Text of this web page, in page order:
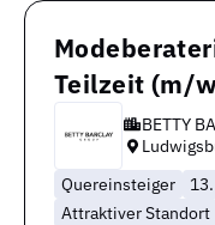
Teilzeit (m/
BETTY
Quereinsteiger
Attraktiver Standort